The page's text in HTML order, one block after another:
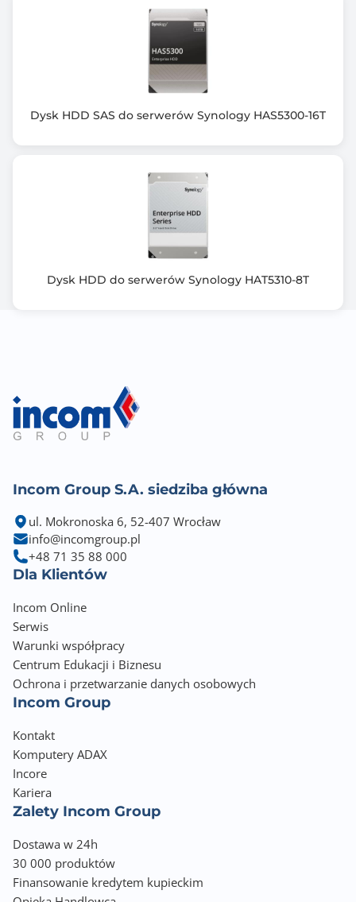
Dysk HDD SAS do serwerów Synology HAS5300-16T
Dysk HDD do serwerów Synology HAT5310-8T
Incom Group S.A. siedziba główna
ul. Mokronoska 6, 52-407 Wrocław
info@incomgroup.pl
+48 71 35 88 000
Dla Klientów
Incom Online
Serwis
Warunki współpracy
Centrum Edukacji i Biznesu
Ochrona i przetwarzanie danych osobowych
Incom Group
Kontakt
Komputery ADAX
Incore
Kariera
Zalety Incom Group
Dostawa w 24h
30 000 produktów
Finansowanie kredytem kupieckim